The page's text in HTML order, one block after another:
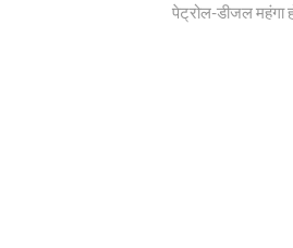
post:
पेट्रोल-डीजल महंगा